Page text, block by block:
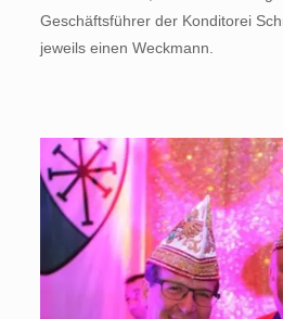
Geschäftsführer der Konditorei
jeweils einen Weckmann.